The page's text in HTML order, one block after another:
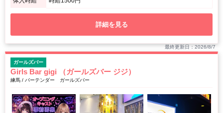
詳細を見る
最終更新日：2026/8/7
ガールズバー
Girls Bar gigi （ガールズバー ジジ）
練馬 / バーテンダー ガールズバー